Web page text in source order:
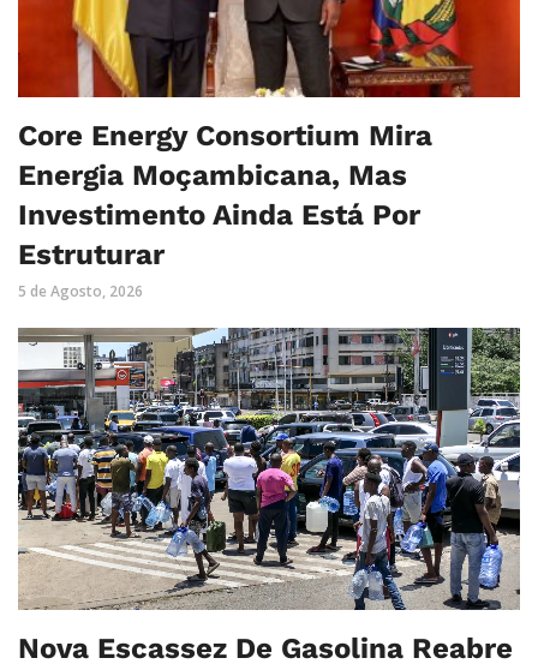
Core Energy Consortium Mira
Energia Moçambicana, Mas
Investimento Ainda Está Por
Estruturar
5 de Agosto, 2026
Nova Escassez De Gasolina Reabre